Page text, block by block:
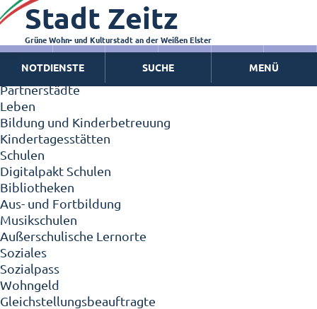
Zeitz - Die Kleinstadt
Willkommen in Zeitz!
Interview mit Oberbürgermeister Christian Thieme
Zeitz - Stadt der Zukunft
Ortschaften
Partnerstädte
Leben
Bildung und Kinderbetreuung
Kindertagesstätten
Schulen
Digitalpakt Schulen
Bibliotheken
Aus- und Fortbildung
Musikschulen
Außerschulische Lernorte
Soziales
Sozialpass
Wohngeld
Gleichstellungsbeauftragte
Stadt Zeitz
Grüne Wohn- und Kulturstadt an der Weißen Elster
NOTDIENSTE SUCHE MENÜ